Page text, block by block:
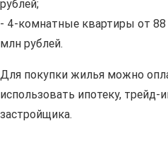
рублей;
- 4-комнатные квартиры от
млн рублей.
Для покупки жилья можно
использовать ипотеку, трейд-
застройщика.